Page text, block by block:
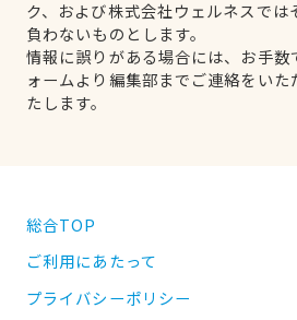
ク、および株式会社ウェルネスでは
負わないものとします。
情報に誤りがある場合には、お手数
ォームより編集部までご連絡をい
たします。
総合TOP
ご利用にあたって
プライバシーポリシー